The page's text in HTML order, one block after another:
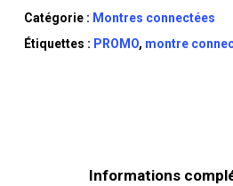
Catégorie : Montres connectées
Étiquettes : PROMO, montre
Informations